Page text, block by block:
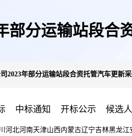
部分运输站段合
2023年部分运输站段合资托管汽车更新
中标通知 开标公示 候选
河北河南天津山西内蒙古辽宁吉林黑龙江